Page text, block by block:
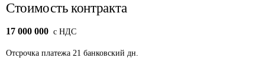
Стоимость контракта
17 000 000 c НДС
Отсрочка платежа 21 банковский дн.